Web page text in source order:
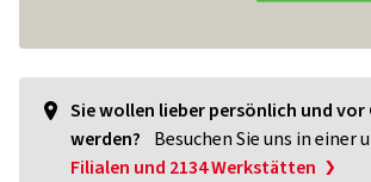
Sie wollen lieber persönlich und
werden? Besuchen Sie uns in einer
Filialen und 2134 Werkstätten